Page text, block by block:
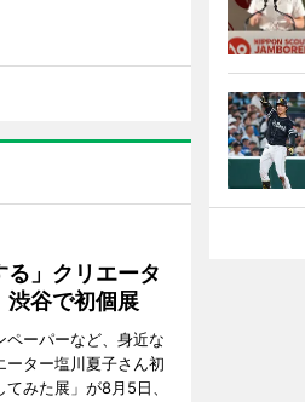
る」クリエータ
渋谷で初個展
ペーパーなど、身近な
ーター塩川夏子さん初
みた展」が8月5日、